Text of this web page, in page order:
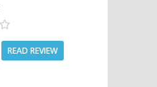
READ REVIEW